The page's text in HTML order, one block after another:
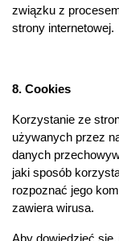
związku z
strony internetowej.
8. Cookies
Korzystanie ze
używanych przez
danych
jaki sposób
rozpoznać jego
zawiera wirusa.
Aby dowiedzieć